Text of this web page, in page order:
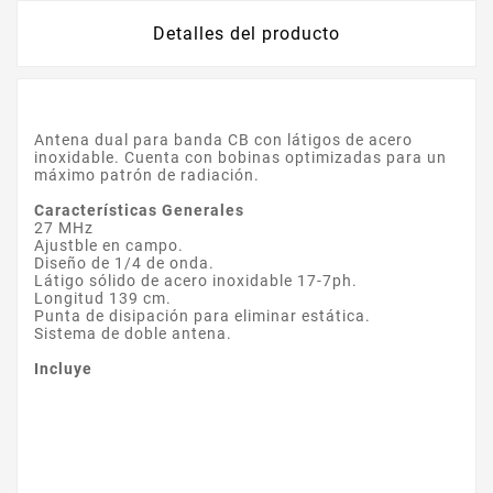
Detalles del producto
Antena dual para banda CB con látigos de acero
inoxidable. Cuenta con bobinas optimizadas para un
máximo patrón de radiación.
Características Generales
27 MHz
Ajustble en campo.
Diseño de 1/4 de onda.
Látigo sólido de acero inoxidable 17-7ph.
Longitud 139 cm.
Punta de disipación para eliminar estática.
Sistema de doble antena.
Incluye